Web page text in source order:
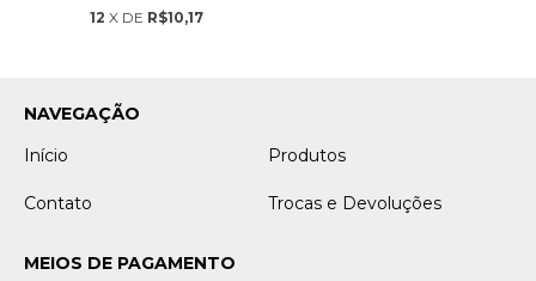
12 X DE R$10,17
NAVEGAÇÃO
Início
Produtos
Contato Trocas e Devoluções
MEIOS DE PAGAMENTO